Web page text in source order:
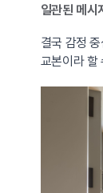
일관된 메시
결국 감정
교본이라 할